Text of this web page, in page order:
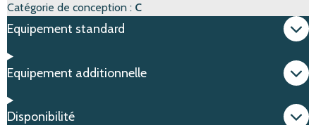
Catégorie de conception : C
Equipement standard
Equipement additionnelle
Disponibilité